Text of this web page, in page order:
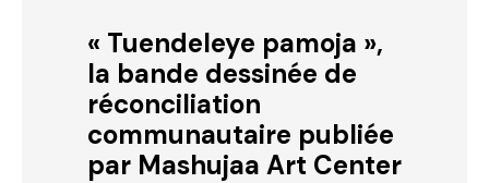
« Tuendeleye pamoja »,
la bande dessinée de
réconciliation
communautaire publiée
par Mashujaa Art Center